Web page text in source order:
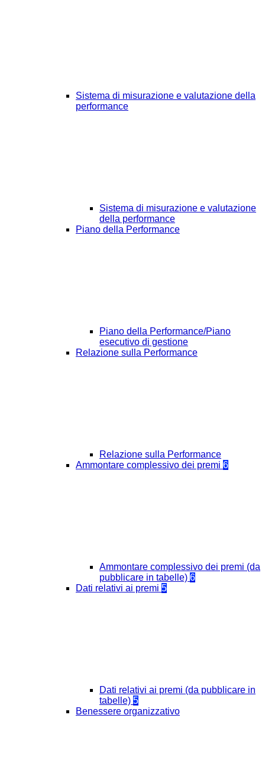
Sistema di misurazione e valutazione della
performance
Sistema di misurazione e valutazione
della performance
Piano della Performance
Piano della Performance/Piano
esecutivo di gestione
Relazione sulla Performance
Relazione sulla Performance
Ammontare complessivo dei premi 6
Ammontare complessivo dei premi (da
pubblicare in tabelle) 6
Dati relativi ai premi 5
Dati relativi ai premi (da pubblicare in
tabelle) 5
Benessere organizzativo